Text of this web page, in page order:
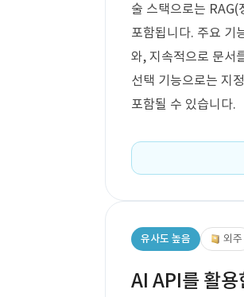
술 스택으로는 RAG(
포함됩니다. 주요 기
와, 지속적으로 문서
선택 기능으로는 지
포함될 수 있습니다.
유사도 높음 외주
AI API를 활용